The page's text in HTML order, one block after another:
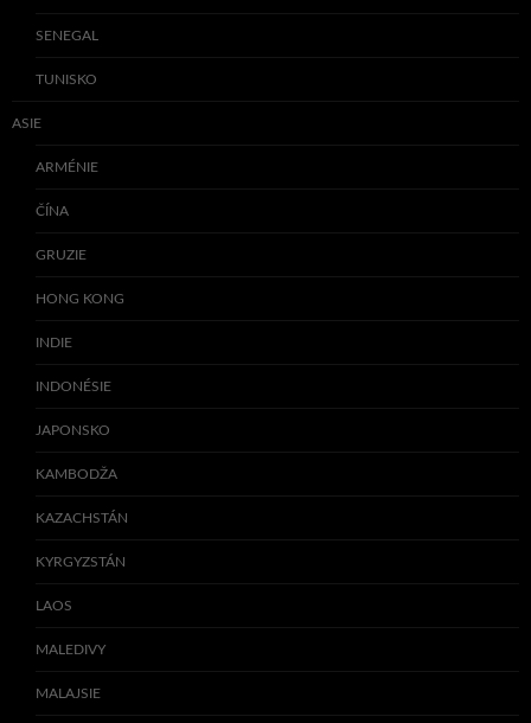
SENEGAL
TUNISKO
ASIE
ARMÉNIE
ČÍNA
GRUZIE
HONG KONG
INDIE
INDONÉSIE
JAPONSKO
KAMBODŽA
KAZACHSTÁN
KYRGYZSTÁN
LAOS
MALEDIVY
MALAJSIE